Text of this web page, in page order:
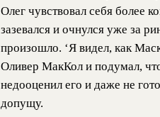
Олег чувствовал себя более
зазевался и очнулся уже за
произошло. ‘Я видел, как
Оливер МакКол и подумал,
недооценил его и даже не
допущу.